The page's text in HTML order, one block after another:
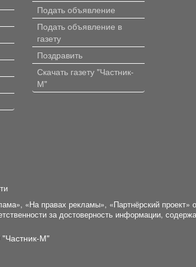
Подать объявление
Подать объявление в
газету
Поздравить
Скачать газету "Частник-
М"
«На правах рекламы», «Партнёрский проект»
за достоверность информации,
М"